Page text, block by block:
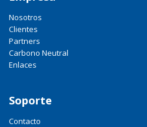
Nosotros
Clientes
Partners
Carbono Neutral
Enlaces
Soporte
Contacto